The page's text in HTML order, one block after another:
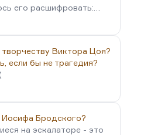
его расшифровать:…
Виктора Цоя?
если бы не трагедия?
Бродского?
на эскалаторе - это